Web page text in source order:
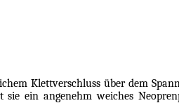
Klettverschluss über dem
ein angenehm weiches